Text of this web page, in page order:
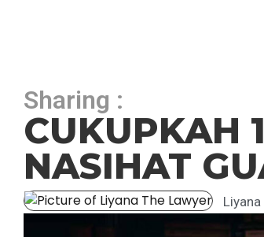
Sharing :
CUKUPKAH
NASIHAT